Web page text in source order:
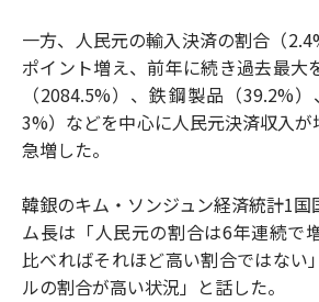
一方、人民元の輸入決済の割合（
ポイント増え、前年に続き過去最大
（2084.5%）、鉄鋼製品（39.2%
3%）などを中心に人民元決済収入
急増した。
韓銀のキム・ソンジュン経済統計1国
ム長は「人民元の割合は6年連続で
比べればそれほど高い割合ではない
ルの割合が高い状況」と話した。